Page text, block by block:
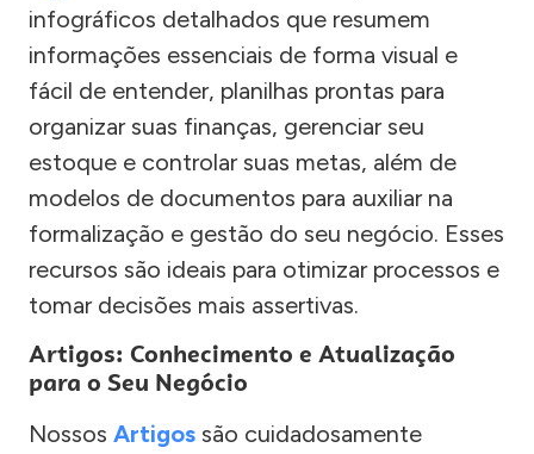
infográficos detalhados que resumem
informações essenciais de forma visual e
fácil de entender, planilhas prontas para
organizar suas finanças, gerenciar seu
estoque e controlar suas metas, além de
modelos de documentos para auxiliar na
formalização e gestão do seu negócio. Esses
recursos são ideais para otimizar processos e
tomar decisões mais assertivas.
Artigos: Conhecimento e Atualização
para o Seu Negócio
Nossos Artigos são cuidadosamente